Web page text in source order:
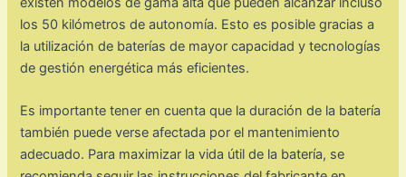
los 50 kilómetros de autonomía. Esto es posible gracias a
la utilización de baterías de mayor capacidad y tecnologías
de gestión energética más eficientes.
Es importante tener en cuenta que la duración de la batería
también puede verse afectada por el mantenimiento
adecuado. Para maximizar la vida útil de la batería, se